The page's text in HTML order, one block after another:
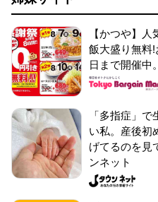
【かつや】
飯大盛り無料
日まで開催中。
「多指症」
い私。産後初
げてるのを見
ンネット